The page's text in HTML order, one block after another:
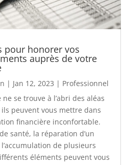
pour honorer vos
auprès de votre
| Jan 12, 2023 | Professionnel
ne se trouve à l’abri des aléas
peuvent vous mettre dans
financière inconfortable.
santé, la réparation d’un
de plusieurs
éléments peuvent vous